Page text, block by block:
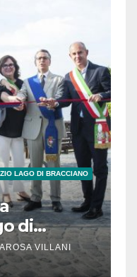
LAGO DI BRACCIANO
di
VILLANI